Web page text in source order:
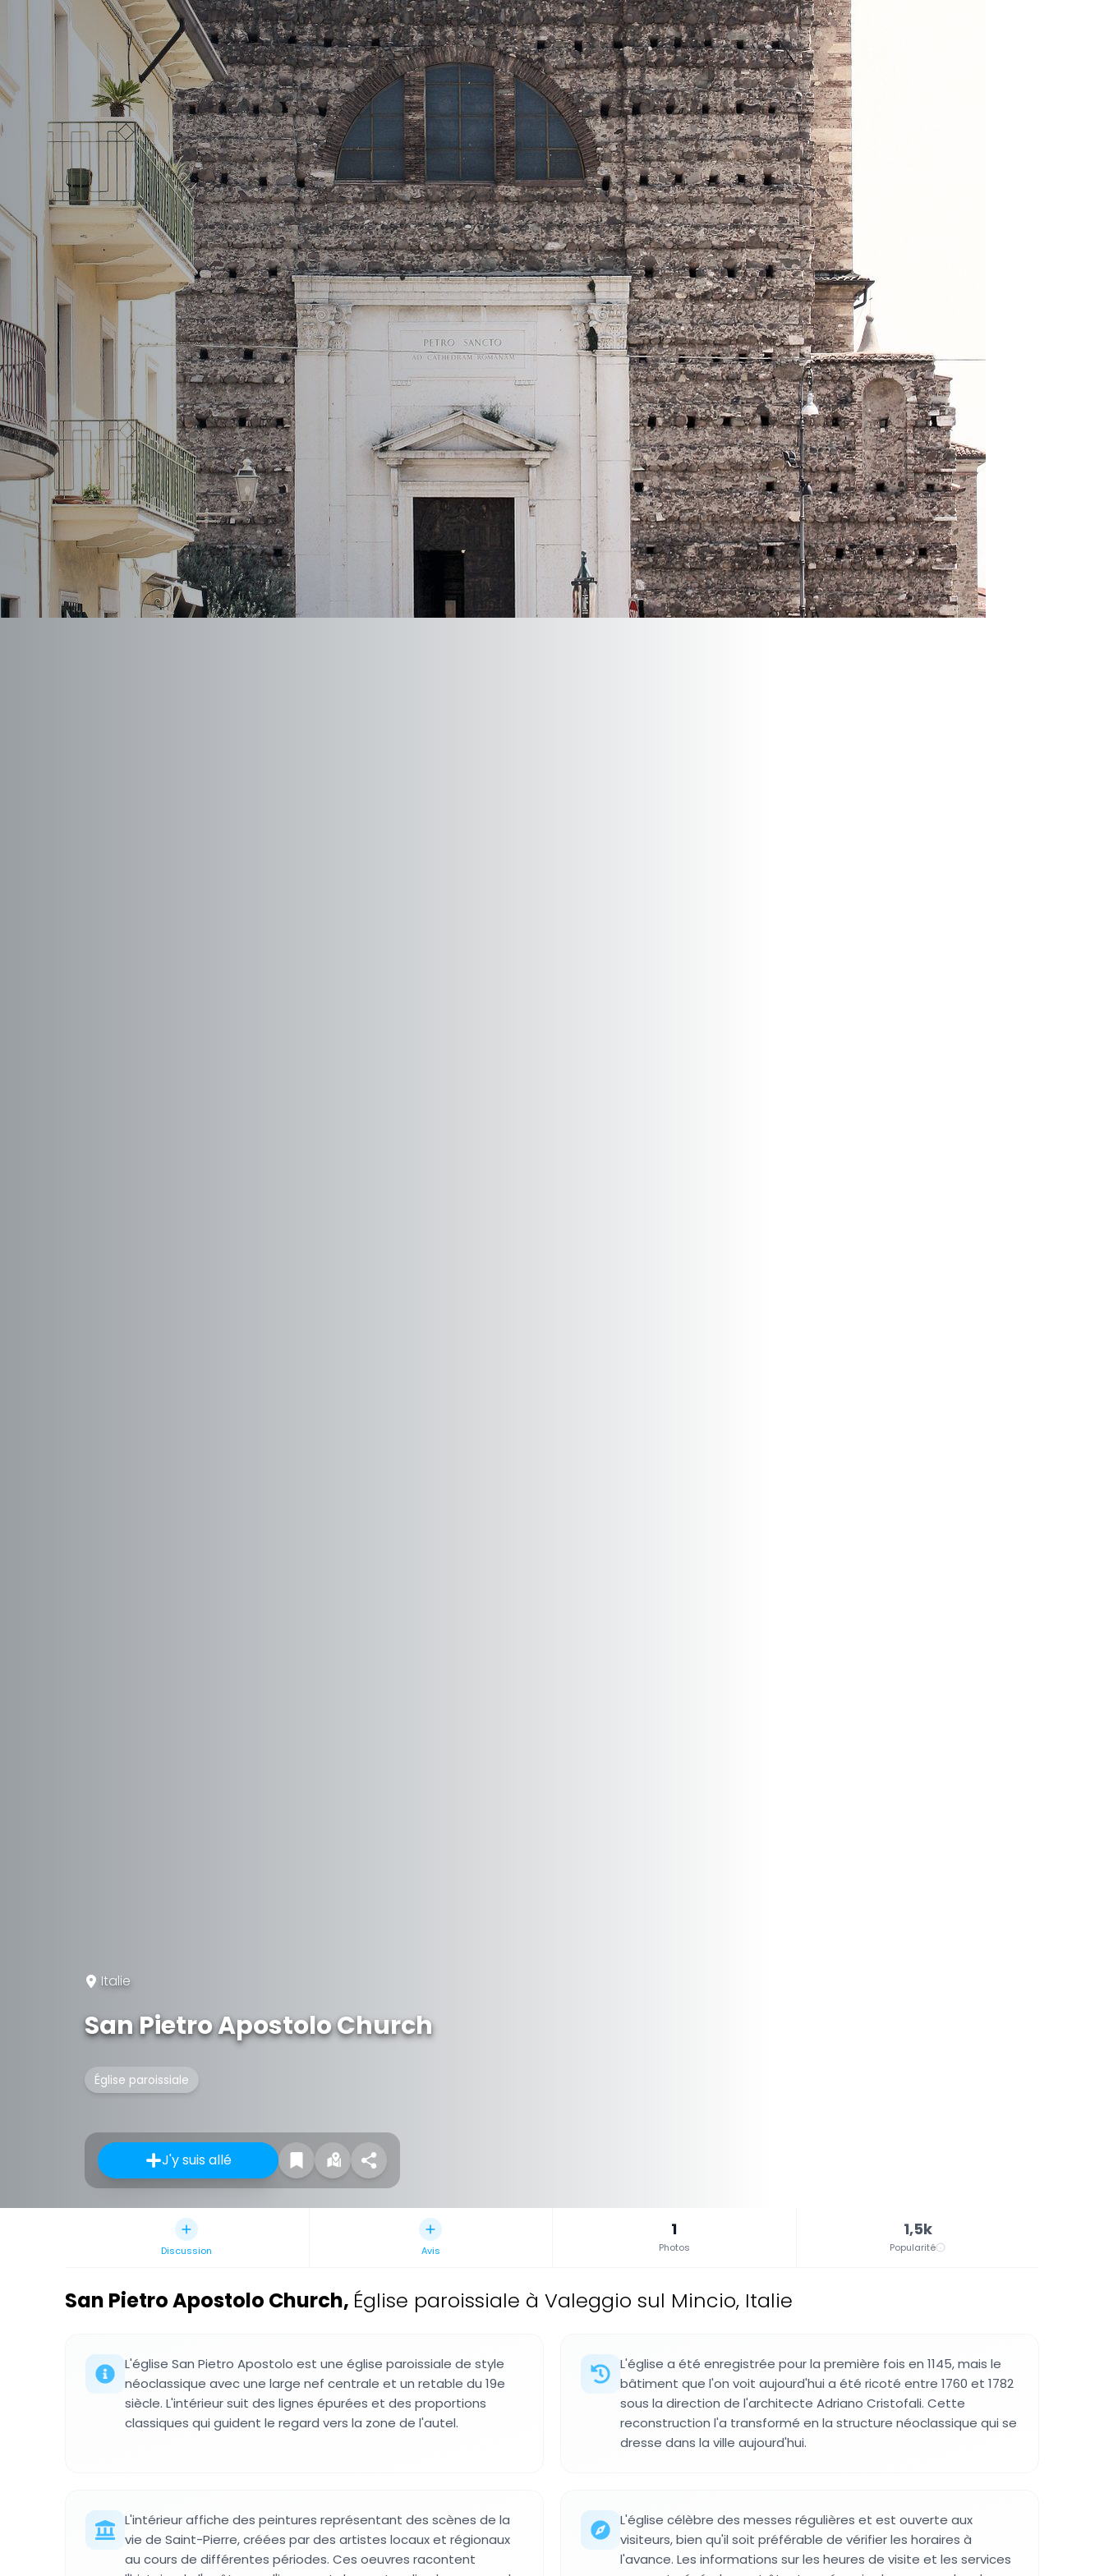
Italie
San Pietro Apostolo Church
Église paroissiale
J'y suis allé
Discussion Avis
1
Photos
1,5k
Popularité
San Pietro Apostolo Church, Église paroissiale à Valeggio sul Mincio, Italie
L'église San Pietro Apostolo est une église paroissiale de style
néoclassique avec une large nef centrale et un retable du 19e
siècle. L'intérieur suit des lignes épurées et des proportions
classiques qui guident le regard vers la zone de l'autel.
L'église a été enregistrée pour la première fois en 1145, mais le
bâtiment que l'on voit aujourd'hui a été ricoté entre 1760 et 1782
sous la direction de l'architecte Adriano Cristofali. Cette
reconstruction l'a transformé en la structure néoclassique qui se
dresse dans la ville aujourd'hui.
L'intérieur affiche des peintures représentant des scènes de la
vie de Saint-Pierre, créées par des artistes locaux et régionaux
au cours de différentes périodes. Ces oeuvres racontent
L'église célèbre des messes régulières et est ouverte aux
visiteurs, bien qu'il soit préférable de vérifier les horaires à
l'avance. Les informations sur les heures de visite et les services